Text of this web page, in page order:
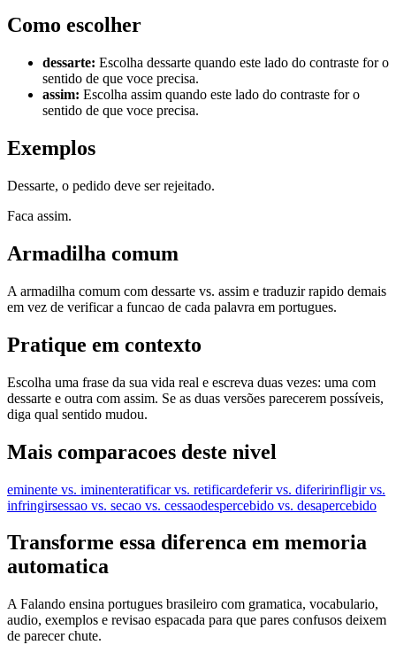
Como escolher
dessarte: Escolha dessarte quando este lado do contraste for o
sentido de que voce precisa.
assim: Escolha assim quando este lado do contraste for o
sentido de que voce precisa.
Exemplos
Dessarte, o pedido deve ser rejeitado.
Faca assim.
Armadilha comum
A armadilha comum com dessarte vs. assim e traduzir rapido demais
em vez de verificar a funcao de cada palavra em portugues.
Pratique em contexto
Escolha uma frase da sua vida real e escreva duas vezes: uma com
dessarte e outra com assim. Se as duas versões parecerem possíveis,
diga qual sentido mudou.
Mais comparacoes deste nivel
eminente vs. iminenteratificar vs. retificardeferir vs. diferirinfligir vs.
infringirsessao vs. secao vs. cessaodespercebido vs. desapercebido
Transforme essa diferenca em memoria
automatica
A Falando ensina portugues brasileiro com gramatica, vocabulario,
audio, exemplos e revisao espacada para que pares confusos deixem
de parecer chute.